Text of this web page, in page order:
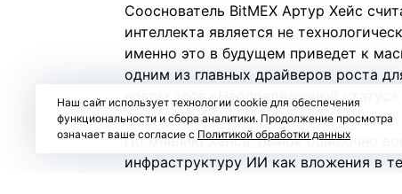
Сооснователь BitMEX Артур Хейс
интеллекта является не
именно это в будущем приведет к
одним из главных драйверов роста
«Неопределенный
По мнению Хейса, рынок ошибочно
инфраструктуру ИИ как вложения в
Наш сайт использует технологии cookie для обеспечения
функциональности и сбора аналитики. Продолжение просмотра
означает ваше согласие с Политикой обработки данных